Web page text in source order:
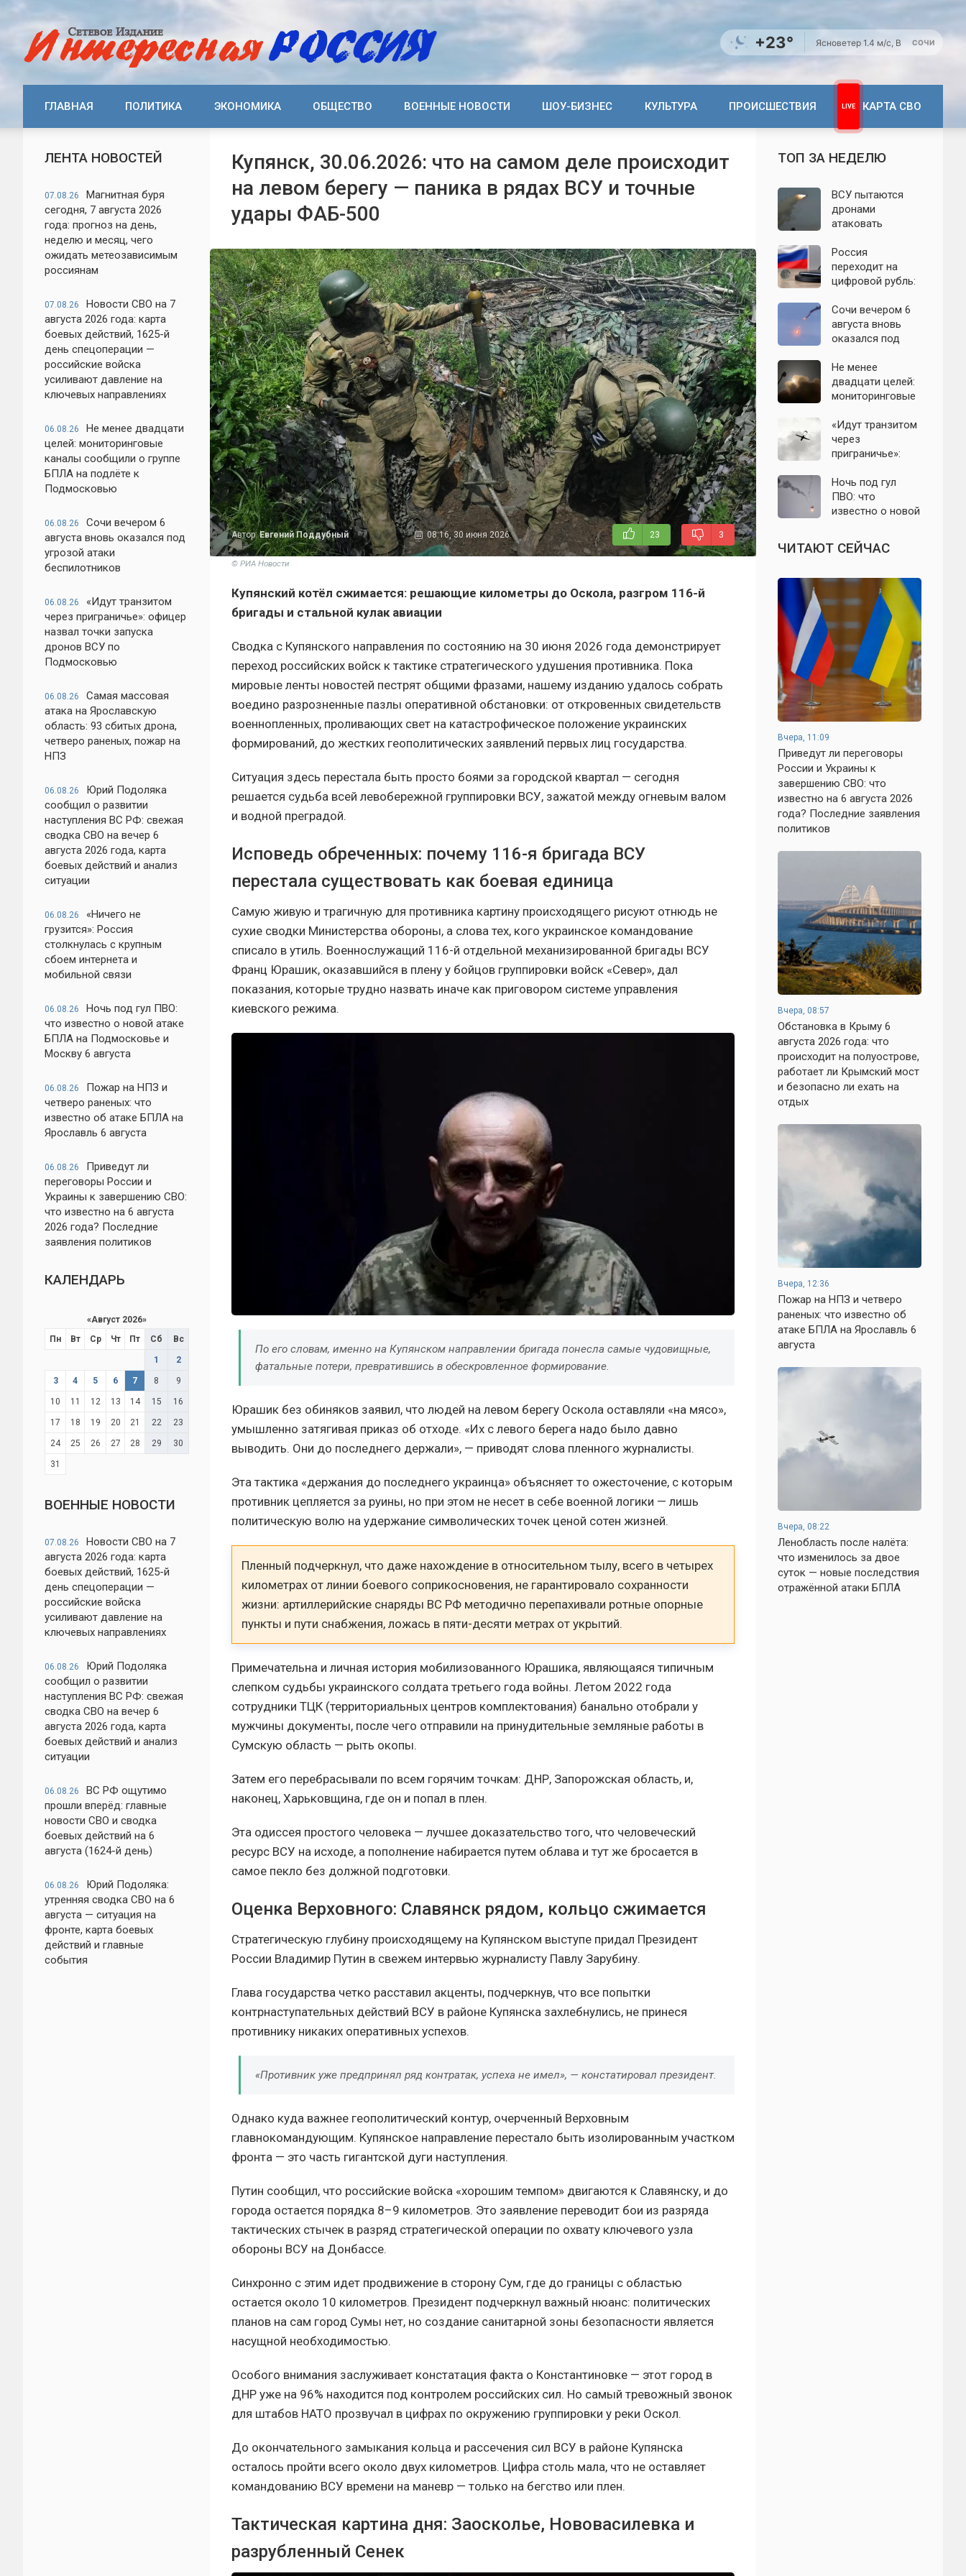
+23° Ясноветер 1.4 м/с, В СОЧИ
ГЛАВНАЯ ПОЛИТИКА ЭКОНОМИКА ОБЩЕСТВО ВОЕННЫЕ НОВОСТИ ШОУ-БИЗНЕС КУЛЬТУРА ПРОИСШЕСТВИЯ КАРТА СВО
ЛЕНТА НОВОСТЕЙ
07.08.26
Магнитная буря
сегодня, 7 августа 2026
года: прогноз на день,
неделю и месяц, чего
ожидать метеозависимым
россиянам
07.08.26
Новости СВО на 7
августа 2026 года: карта
боевых действий, 1625-й
день спецоперации —
российские войска
усиливают давление на
ключевых направлениях
06.08.26
Не менее двадцати
целей: мониторинговые
каналы сообщили о группе
БПЛА на подлёте к
Подмосковью
06.08.26
Сочи вечером 6
августа вновь оказался под
угрозой атаки
беспилотников
06.08.26
«Идут транзитом
через приграничье»: офицер
назвал точки запуска
дронов ВСУ по
Подмосковью
06.08.26
Самая массовая
атака на Ярославскую
область: 93 сбитых дрона,
четверо раненых, пожар на
НПЗ
06.08.26
Юрий Подоляка
сообщил о развитии
наступления ВС РФ: свежая
сводка СВО на вечер 6
августа 2026 года, карта
боевых действий и анализ
ситуации
06.08.26
«Ничего не
грузится»: Россия
столкнулась с крупным
сбоем интернета и
мобильной связи
06.08.26
Ночь под гул ПВО:
что известно о новой атаке
БПЛА на Подмосковье и
Москву 6 августа
06.08.26
Пожар на НПЗ и
четверо раненых: что
известно об атаке БПЛА на
Ярославль 6 августа
06.08.26
Приведут ли
переговоры России и
Украины к завершению СВО:
что известно на 6 августа
2026 года? Последние
заявления политиков
КАЛЕНДАРЬ
«Август 2026»
Пн
Вт Ср Чт Пт Сб Вс
1 2
3 4 5 6 7 8 9
10 11 12 13 14 15 16
17 18 19 20 21 22 23
24 25 26 27 28 29 30
31
ВОЕННЫЕ НОВОСТИ
07.08.26
Новости СВО на 7
августа 2026 года: карта
боевых действий, 1625-й
день спецоперации —
российские войска
усиливают давление на
ключевых направлениях
06.08.26
Юрий Подоляка
сообщил о развитии
наступления ВС РФ: свежая
сводка СВО на вечер 6
августа 2026 года, карта
боевых действий и анализ
ситуации
06.08.26
ВС РФ ощутимо
прошли вперёд: главные
новости СВО и сводка
боевых действий на 6
августа (1624-й день)
06.08.26
Юрий Подоляка:
утренняя сводка СВО на 6
августа — ситуация на
фронте, карта боевых
действий и главные
события
Купянск, 30.06.2026: что на самом деле происходит
на левом берегу — паника в рядах ВСУ и точные
удары ФАБ-500
Автор:Евгений Поддубный 08:16, 30 июня 2026 23 3
© РИА Новости
Купянский котёл сжимается: решающие километры до Оскола, разгром 116-й
бригады и стальной кулак авиации
Сводка с Купянского направления по состоянию на 30 июня 2026 года демонстрирует
переход российских войск к тактике стратегического удушения противника. Пока
мировые ленты новостей пестрят общими фразами, нашему изданию удалось собрать
воедино разрозненные пазлы оперативной обстановки: от откровенных свидетельств
военнопленных, проливающих свет на катастрофическое положение украинских
формирований, до жестких геополитических заявлений первых лиц государства.
Ситуация здесь перестала быть просто боями за городской квартал — сегодня
решается судьба всей левобережной группировки ВСУ, зажатой между огневым валом
и водной преградой.
Исповедь обреченных: почему 116-я бригада ВСУ
перестала существовать как боевая единица
Самую живую и трагичную для противника картину происходящего рисуют отнюдь не
сухие сводки Министерства обороны, а слова тех, кого украинское командование
списало в утиль. Военнослужащий 116-й отдельной механизированной бригады ВСУ
Франц Юрашик, оказавшийся в плену у бойцов группировки войск «Север», дал
показания, которые трудно назвать иначе как приговором системе управления
киевского режима.
По его словам, именно на Купянском направлении бригада понесла самые чудовищные,
фатальные потери, превратившись в обескровленное формирование.
Юрашик без обиняков заявил, что людей на левом берегу Оскола оставляли «на мясо»,
умышленно затягивая приказ об отходе. «Их с левого берега надо было давно
выводить. Они до последнего держали», — приводят слова пленного журналисты.
Эта тактика «держания до последнего украинца» объясняет то ожесточение, с которым
противник цепляется за руины, но при этом не несет в себе военной логики — лишь
политическую волю на удержание символических точек ценой сотен жизней.
Пленный подчеркнул, что даже нахождение в относительном тылу, всего в четырех
километрах от линии боевого соприкосновения, не гарантировало сохранности
жизни: артиллерийские снаряды ВС РФ методично перепахивали ротные опорные
пункты и пути снабжения, ложась в пяти-десяти метрах от укрытий.
Примечательна и личная история мобилизованного Юрашика, являющаяся типичным
слепком судьбы украинского солдата третьего года войны. Летом 2022 года
сотрудники ТЦК (территориальных центров комплектования) банально отобрали у
мужчины документы, после чего отправили на принудительные земляные работы в
Сумскую область — рыть окопы.
Затем его перебрасывали по всем горячим точкам: ДНР, Запорожская область, и,
наконец, Харьковщина, где он и попал в плен.
Эта одиссея простого человека — лучшее доказательство того, что человеческий
ресурс ВСУ на исходе, а пополнение набирается путем облава и тут же бросается в
самое пекло без должной подготовки.
Оценка Верховного: Славянск рядом, кольцо сжимается
Стратегическую глубину происходящему на Купянском выступе придал Президент
России Владимир Путин в свежем интервью журналисту Павлу Зарубину.
Глава государства четко расставил акценты, подчеркнув, что все попытки
контрнаступательных действий ВСУ в районе Купянска захлебнулись, не принеся
противнику никаких оперативных успехов.
«Противник уже предпринял ряд контратак, успеха не имел», — констатировал президент.
Однако куда важнее геополитический контур, очерченный Верховным
главнокомандующим. Купянское направление перестало быть изолированным участком
фронта — это часть гигантской дуги наступления.
Путин сообщил, что российские войска «хорошим темпом» двигаются к Славянску, и до
города остается порядка 8–9 километров. Это заявление переводит бои из разряда
тактических стычек в разряд стратегической операции по охвату ключевого узла
обороны ВСУ на Донбассе.
Синхронно с этим идет продвижение в сторону Сум, где до границы с областью
остается около 10 километров. Президент подчеркнул важный нюанс: политических
планов на сам город Сумы нет, но создание санитарной зоны безопасности является
насущной необходимостью.
Особого внимания заслуживает констатация факта о Константиновке — этот город в
ДНР уже на 96% находится под контролем российских сил. Но самый тревожный звонок
для штабов НАТО прозвучал в цифрах по окружению группировки у реки Оскол.
До окончательного замыкания кольца и рассечения сил ВСУ в районе Купянска
осталось пройти всего около двух километров. Цифра столь мала, что не оставляет
командованию ВСУ времени на маневр — только на бегство или плен.
Тактическая картина дня: Заосколье, Нововасилевка и
разрубленный Сенек
ТОП ЗА НЕДЕЛЮ
ВСУ пытаются
дронами
атаковать
Крыма: свежие
подробности
налёта на
06.08.2026
Россия
переходит на
цифровой рубль:
систему сравнили
с моделью СССР
Сочи вечером 6
августа вновь
оказался под
беспилотников
Не менее
двадцати целей:
мониторинговые
сообщили о
группе БПЛА на
подлёте к
«Идут транзитом
через
приграничье»:
точки запуска
дронов ВСУ по
Подмосковью
Ночь под гул
ПВО: что
известно о новой
Подмосковье и
Москву 6 августа
ЧИТАЮТ СЕЙЧАС
Вчера, 11:09
Приведут ли переговоры
России и Украины к
завершению СВО: что
известно на 6 августа 2026
года? Последние заявления
политиков
Вчера, 08:57
Обстановка в Крыму 6
августа 2026 года: что
происходит на полуострове,
работает ли Крымский мост
и безопасно ли ехать на
отдых
Вчера, 12:36
Пожар на НПЗ и четверо
раненых: что известно об
атаке БПЛА на Ярославль 6
августа
Вчера, 08:22
Ленобласть после налёта:
что изменилось за двое
суток — новые последствия
отражённой атаки БПЛА